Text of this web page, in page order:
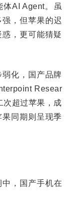
体AI Agent。虽
，但苹果的迟
，更可能猜疑
化，国产品牌
Resear
次超过苹果，成
同期则呈现季
，国产手机在